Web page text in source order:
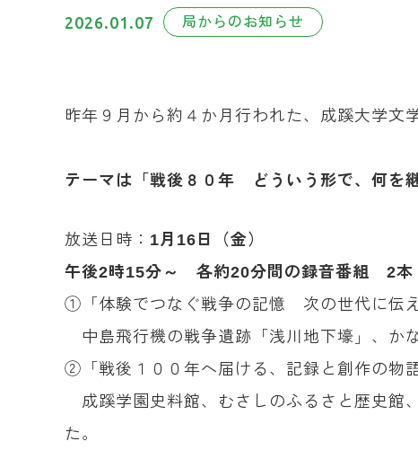
2026.01.07 局からのお知らせ
昨年９月から約４か月行われた、成蹊大学文
テーマは「戦後８０年 どういう形で、何を
放送日時： 1月16日（金）
午後2時15分～ 各約20分間の録音番組 2本
①「体験でつなぐ戦争の記憶 次の世代に伝え
中島飛行機の戦争遺跡「浅川地下壕」、か
②「戦後１００年へ届ける、記録と創作の物語
成蹊学園史料館、むさしのふるさと歴史館
た。